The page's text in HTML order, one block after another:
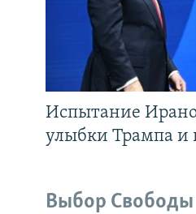
Испытание
улыбки Трампа
Выбор Свободы